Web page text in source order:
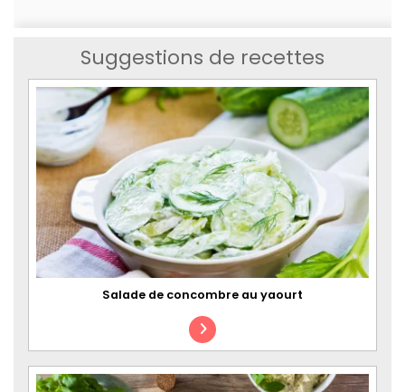
Suggestions de recettes
Salade de concombre au yaourt